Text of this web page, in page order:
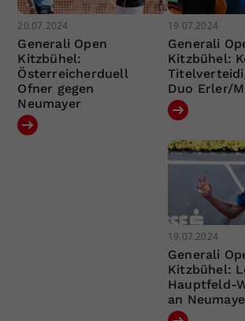
20.07.2024
Generali Open
Kitzbühel:
Österreicherduell
Ofner gegen
Neumayer
19.07.2024
Generali
Kitzbühel:
Duo Erler/
19.07.2024
Generali
Kitzbühel:
Hauptfeld-
an